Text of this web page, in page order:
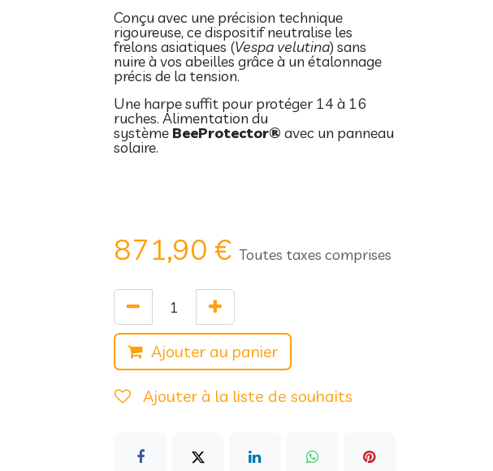
Conçu avec une précision technique
rigoureuse, ce dispositif neutralise les
frelons asiatiques (Vespa velutina) sans
nuire à vos abeilles grâce à un étalonnage
précis de la tension.
Une harpe suffit pour protéger 14 à 16
ruches. Alimentation du
système BeeProtector® avec un panneau
solaire.
871,90 € Toutes taxes comprises
Ajouter au panier
Ajouter à la liste de souhaits